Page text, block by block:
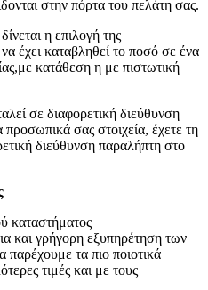
στην πόρτα του πελάτη σας.
η επιλογή της
έχει καταβληθεί το ποσό σε ένα
κατάθεση η με πιστωτική
σε διαφορετική διεύθυνση
σας στοιχεία, έχετε τη
διεύθυνση παραλήπτη στο
καταστήματος
και γρήγορη εξυπηρέτηση των
παρέχουμε τα πιο ποιοτικά
τιμές και με τους